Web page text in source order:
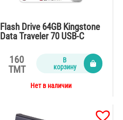
Flash Drive 64GB Kingstone
Data Traveler 70 USB-C
160
TMT
В
корзину
Нет в наличии